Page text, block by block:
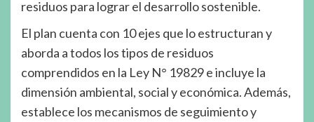
residuos para lograr el desarrollo sostenible.
El plan cuenta con 10 ejes que lo estructuran y
aborda a todos los tipos de residuos
comprendidos en la Ley N° 19829 e incluye la
dimensión ambiental, social y económica. Además,
establece los mecanismos de seguimiento y